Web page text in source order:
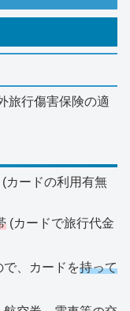
旅行傷害保険の適
(カードの利用有無
(カードで旅行代金
、カードを持って